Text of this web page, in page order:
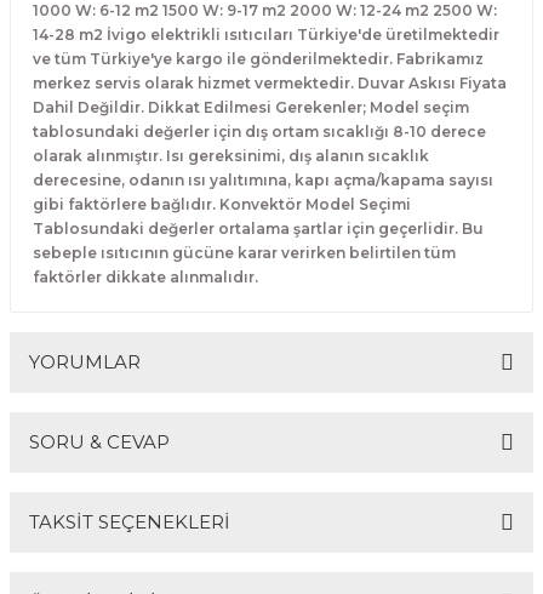
1000 W: 6-12 m2 1500 W: 9-17 m2 2000 W: 12-24 m2 2500 W:
14-28 m2 İvigo elektrikli ısıtıcıları Türkiye'de üretilmektedir
ve tüm Türkiye'ye kargo ile gönderilmektedir. Fabrikamız
merkez servis olarak hizmet vermektedir. Duvar Askısı Fiyata
Dahil Değildir. Dikkat Edilmesi Gerekenler; Model seçim
tablosundaki değerler için dış ortam sıcaklığı 8-10 derece
olarak alınmıştır. Isı gereksinimi, dış alanın sıcaklık
derecesine, odanın ısı yalıtımına, kapı açma/kapama sayısı
gibi faktörlere bağlıdır. Konvektör Model Seçimi
Tablosundaki değerler ortalama şartlar için geçerlidir. Bu
sebeple ısıtıcının gücüne karar verirken belirtilen tüm
faktörler dikkate alınmalıdır.
YORUMLAR
SORU & CEVAP
TAKSİT SEÇENEKLERİ